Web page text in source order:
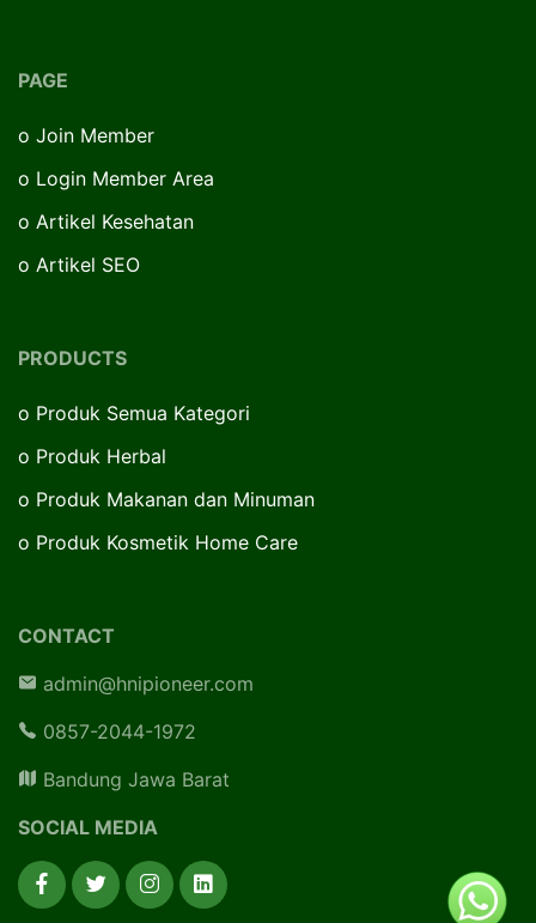
PAGE
o Join Member
o Login Member Area
o Artikel Kesehatan
o Artikel SEO
PRODUCTS
o Produk Semua Kategori
o Produk Herbal
o Produk Makanan dan Minuman
o Produk Kosmetik Home Care
CONTACT
admin@hnipioneer.com
0857-2044-1972
Bandung Jawa Barat
SOCIAL MEDIA